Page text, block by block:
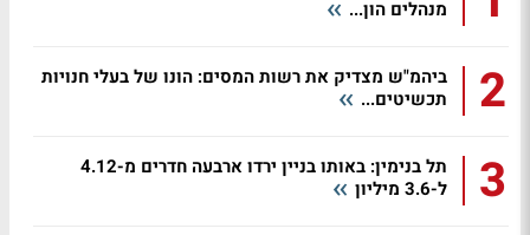
מנהלים הון...
2
ביהמ"ש מצדיק את רשות המסים: הונו של בעלי חנויות
תכשיטים...
3
תל בנימין: באותו בניין ירדו ארבעה חדרים מ-4.12
ל-3.6 מיליון